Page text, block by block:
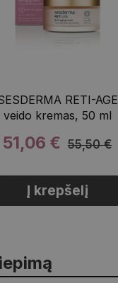
RETI-AGE
veido kremas, 50 ml
51,06 € 55,50 €
Į krepšelį